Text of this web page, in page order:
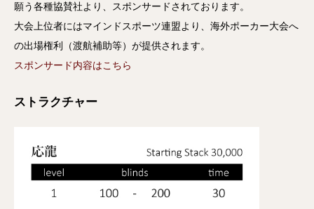
願う各種協賛社より、スポンサードされております。
大会上位者にはマインドスポーツ連盟より、海外ポーカー大会へ
の出場権利（渡航補助等）が提供されます。
スポンサード内容はこちら
ストラクチャー